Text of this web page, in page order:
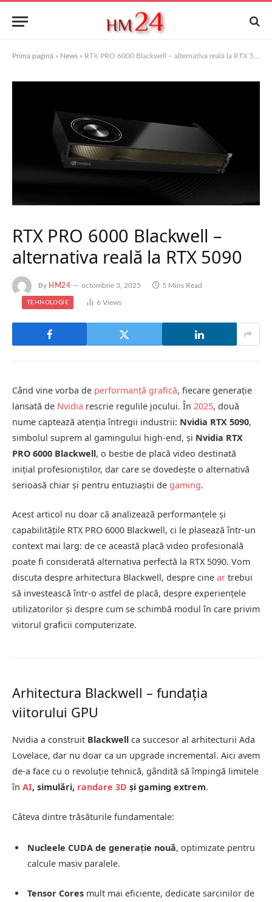
Prima pagină » News » RTX PRO 6000 Blackwell – alternativa reală la RTX 5090
RTX PRO 6000 Blackwell –
alternativa reală la RTX 5090
By HM24 octombrie 3, 2025 5 Mins Read
TEHNOLOGIE 6 Views
Când vine vorba de performanță grafică, fiecare generație
lansată de Nvidia rescrie regulile jocului. În 2025, două
nume captează atenția întregii industrii: Nvidia RTX 5090,
simbolul suprem al gamingului high-end, și Nvidia RTX
PRO 6000 Blackwell, o bestie de placă video destinată
inițial profesioniștilor, dar care se dovedește o alternativă
serioasă chiar și pentru entuziaștii de gaming.
Acest articol nu doar că analizează performanțele și
capabilitățile RTX PRO 6000 Blackwell, ci le plasează într-un
context mai larg: de ce această placă video profesională
poate fi considerată alternativa perfectă la RTX 5090. Vom
discuta despre arhitectura Blackwell, despre cine ar trebui
să investească într-o astfel de placă, despre experiențele
utilizatorilor și despre cum se schimbă modul în care privim
viitorul graficii computerizate.
Arhitectura Blackwell – fundația
viitorului GPU
Nvidia a construit Blackwell ca succesor al arhitecturii Ada
Lovelace, dar nu doar ca un upgrade incremental. Aici avem
de-a face cu o revoluție tehnică, gândită să împingă limitele
în AI, simulări, randare 3D și gaming extrem.
Câteva dintre trăsăturile fundamentale:
Nucleele CUDA de generație nouă, optimizate pentru
calcule masiv paralele.
Tensor Cores mult mai eficiente, dedicate sarcinilor de